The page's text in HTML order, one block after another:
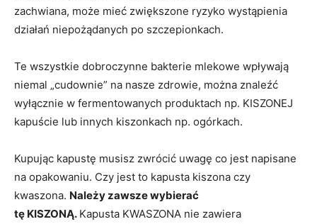
zachwiana, może mieć zwiększone ryzyko wystąpienia
działań niepożądanych po szczepionkach.
Te wszystkie dobroczynne bakterie mlekowe wpływają
niemal „cudownie” na nasze zdrowie, można znaleźć
wyłącznie w fermentowanych produktach np. KISZONEJ
kapuście lub innych kiszonkach np. ogórkach.
Kupując kapustę musisz zwrócić uwagę co jest napisane
na opakowaniu. Czy jest to kapusta kiszona czy
kwaszona. Należy zawsze wybierać
tę KISZONĄ. Kapusta KWASZONA nie zawiera